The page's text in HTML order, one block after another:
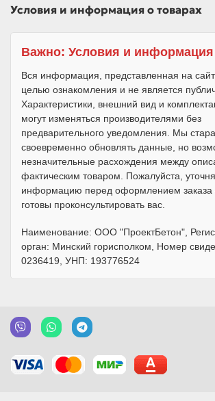
Условия и информация о товарах
Важно: Условия и информация
Вся информация, представленная на
целью ознакомления и не является
Характеристики, внешний вид и
могут изменяться производителями без
предварительного уведомления. Мы
своевременно обновлять данные, но
незначительные расхождения между
фактическим товаром. Пожалуйста,
информацию перед оформлением
готовы проконсультировать вас.
Наименование: ООО "ПроектБетон",
орган: Минский горисполком, Номер
0236419, УНП: 193776524